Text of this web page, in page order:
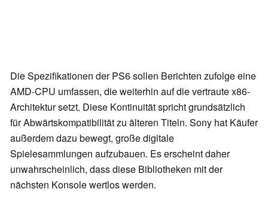
Die Spezifikationen der PS6 sollen Berichten zufolge eine
AMD-CPU umfassen, die weiterhin auf die vertraute x86-
Architektur setzt. Diese Kontinuität spricht grundsätzlich
für Abwärtskompatibilität zu älteren Titeln. Sony hat Käufer
außerdem dazu bewegt, große digitale
Spielesammlungen aufzubauen. Es erscheint daher
unwahrscheinlich, dass diese Bibliotheken mit der
nächsten Konsole wertlos werden.